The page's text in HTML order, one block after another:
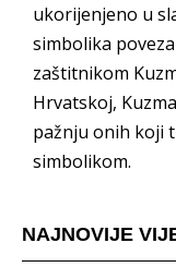
ukorijenjeno u
simbolika
zaštitnikom
Hrvatskoj,
pažnju onih koji
simbolikom.
NAJNOVIJE